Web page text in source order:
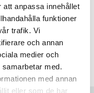
att anpassa innehållet
funktioner
trafik. Vi
och annan
medier och
med.
med annan
eller som de har